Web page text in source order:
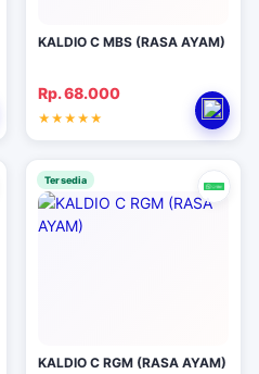
KALDIO C MBS (RASA AYAM)
Rp. 68.000
Tersedia
KALDIO C RGM (RASA AYAM)